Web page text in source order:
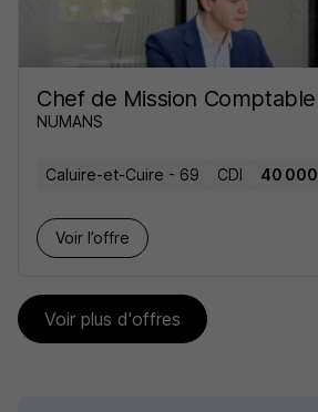
Chef de Mission
NUMANS
Caluire-et-Cuire - 69 CDI 40
Voir l’offre
Voir plus d'offres